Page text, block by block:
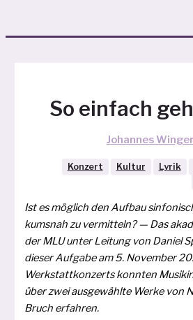
So einfach
Johannes
Konzert Kultur Lyrik
Ist es mög­lich den Aufbau
kums­nah zu ver­mit­teln? — Das
der MLU unter Leitung von Daniel
die­ser Aufgabe am 5. November
Werkstattkonzerts konn­ten
über zwei aus­ge­wähl­te Werke von
Bruch erfahren.